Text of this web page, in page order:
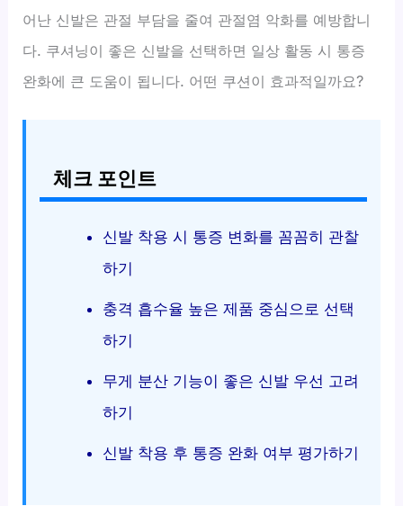
어난 신발은 관절 부담을 줄여 관절염 악화를 예방합니
다. 쿠셔닝이 좋은 신발을 선택하면 일상 활동 시 통증
완화에 큰 도움이 됩니다. 어떤 쿠션이 효과적일까요?
체크 포인트
신발 착용 시 통증 변화를 꼼꼼히 관찰
하기
충격 흡수율 높은 제품 중심으로 선택
하기
무게 분산 기능이 좋은 신발 우선 고려
하기
신발 착용 후 통증 완화 여부 평가하기